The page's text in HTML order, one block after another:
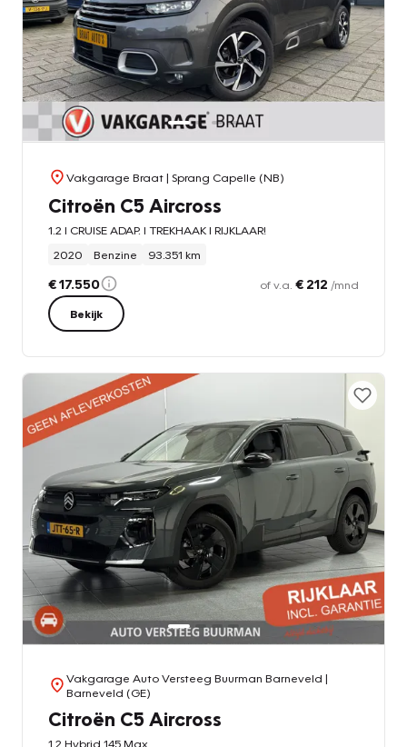
Vakgarage Braat| Sprang Capelle (NB)
Citroën C5 Aircross
1.2 l CRUISE ADAP. l TREKHAAK l RIJKLAAR!
2020
Benzine 93.351 km
€ 17.550 of v.a. € 212 /mnd
Bekijk
Vakgarage Auto Versteeg Buurman Barneveld |
Barneveld (GE)
Citroën C5 Aircross
1.2 Hybrid 145 Max